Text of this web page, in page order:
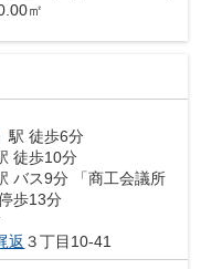
㎡
」駅 徒歩6分
徒歩10分
バス9分 「商工会議所
歩13分
返 ３丁目10-41